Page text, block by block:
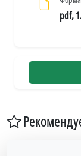
pdf,